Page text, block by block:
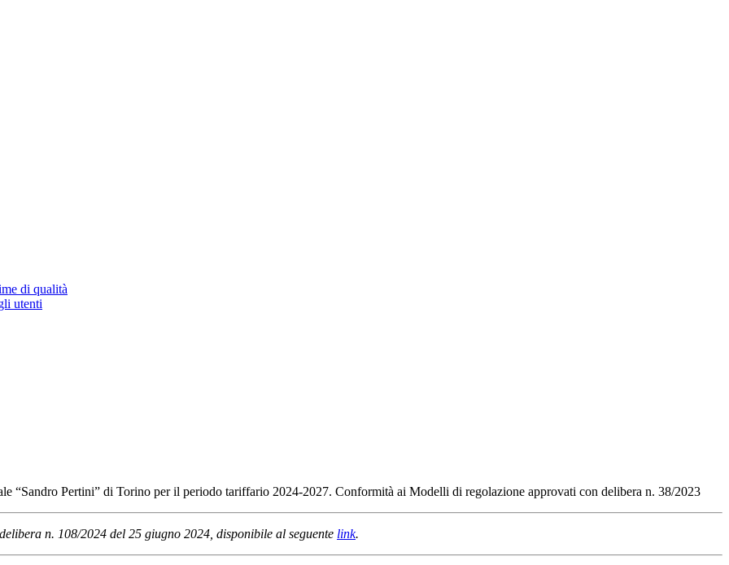
di qualità
utenti
“Sandro Pertini” di Torino per il periodo tariffario 2024-2027. Conformità ai Modelli di regolazione approvati con delibera n. 38/2023
n. 108/2024 del 25 giugno 2024, disponibile al seguente link.